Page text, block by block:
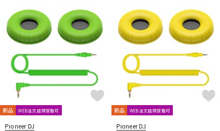
新品 WEB注文店頭受取可
Pioneer DJ
新品 WEB注文店頭受取可
Pioneer DJ